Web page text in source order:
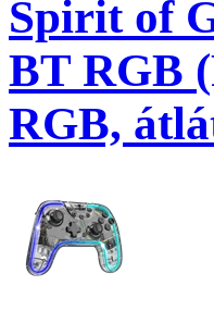
Spirit of
BT RGB
RGB,